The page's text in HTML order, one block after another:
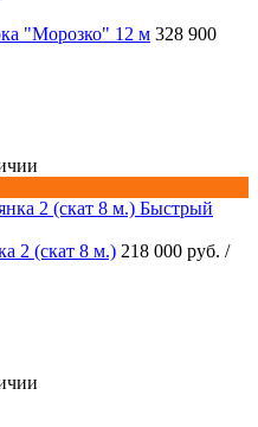
"Морозко" 12 м 328 900
Быстрый
2 (скат 8 м.) 218 000 руб. /